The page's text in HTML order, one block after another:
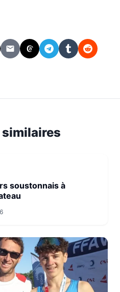
EmailThreadsTelegram
TumblrReddit
soustonnais à